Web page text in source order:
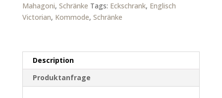
Mahagoni, Schränke Tags: Eckschrank, Englisch
Victorian, Kommode, Schränke
Description
Produktanfrage